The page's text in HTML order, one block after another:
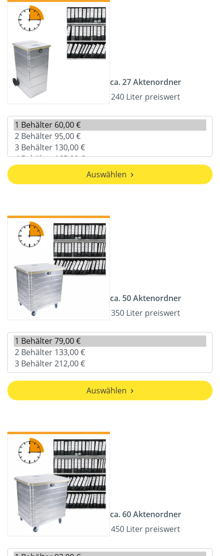
ca. 27 Aktenordner
240 Liter preiswert
Auswählen
ca. 50 Aktenordner
350 Liter preiswert
Auswählen
ca. 60 Aktenordner
450 Liter preiswert